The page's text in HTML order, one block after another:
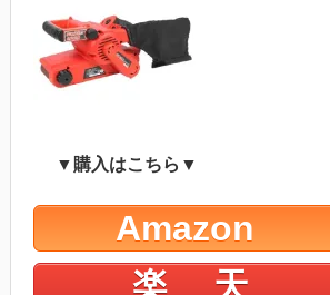
▼購入はこちら▼
Amazon
楽 天